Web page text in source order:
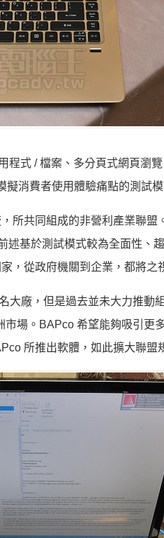
式 / 檔案、多分頁式網頁瀏
消費者使用體驗痛點的測試
所共同組成的非營利產業聯盟
基於測試模式較為全面性、
，從政府機關到企業，都將之
大廠，但是過去並未大力推動
場。BAPco 希望能夠吸引更
所推出軟體，如此擴大聯盟